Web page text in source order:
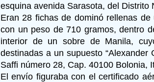
esquina avenida Sarasota, del Distrito
Eran 28 fichas de dominó rellenas
con un peso de 710 gramos, dentro
interior de un sobre de Manila,
destinadas a un supuesto
Saffi número 28, Cap. 40100 Bolonia,
El envío figuraba con el certificado